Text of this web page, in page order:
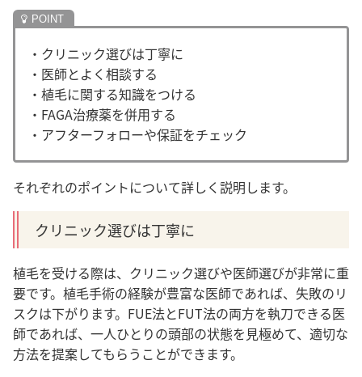
・クリニック選びは丁寧に
・医師とよく相談する
・植毛に関する知識をつける
・FAGA治療薬を併用する
・アフターフォローや保証をチェック
それぞれのポイントについて詳しく説明します。
クリニック選びは丁寧に
植毛を受ける際は、クリニック選びや医師選びが非常に重
要です。植毛手術の経験が豊富な医師であれば、 失敗のリ
スクは下がります。FUE法とFUT法の両方を執刀できる医
師であれば、一人ひとりの頭部の状態を見極めて、適切な
方法を提案してもらうことができます。